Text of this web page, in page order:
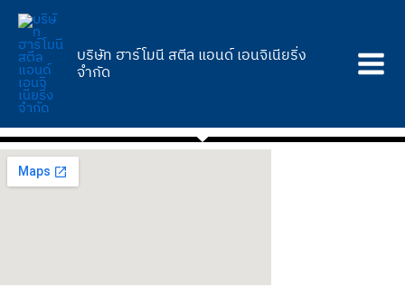
Skip
content
บริษัท ฮาร์โมนี สตีล แอนด์ เอนจิเนียริ่ง
จำกัด